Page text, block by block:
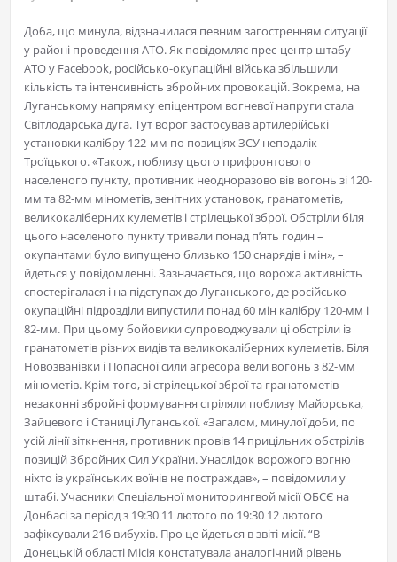
Доба, що минула, відзначилася певним загостренням ситуації
у районі проведення АТО. Як повідомляє прес-центр штабу
АТО у Facebook, російсько-окупаційні війська збільшили
кількість та інтенсивність збройних провокацій. Зокрема, на
Луганському напрямку епіцентром вогневої напруги стала
Світлодарська дуга. Тут ворог застосував артилерійські
установки калібру 122-мм по позиціях ЗСУ неподалік
Троїцького. «Також, поблизу цього прифронтового
населеного пункту, противник неодноразово вів вогонь зі 120-
мм та 82-мм мінометів, зенітних установок, гранатометів,
великокаліберних кулеметів і стрілецької зброї. Обстріли біля
цього населеного пункту тривали понад п’ять годин –
окупантами було випущено близько 150 снарядів і мін», –
йдеться у повідомленні. Зазначається, що ворожа активність
спостерігалася і на підступах до Луганського, де російсько-
окупаційні підрозділи випустили понад 60 мін калібру 120-мм і
82-мм. При цьому бойовики супроводжували ці обстріли із
гранатометів різних видів та великокаліберних кулеметів. Біля
Новозванівки і Попасної сили агресора вели вогонь з 82-мм
мінометів. Крім того, зі стрілецької зброї та гранатометів
незаконні збройні формування стріляли поблизу Майорська,
Зайцевого і Станиці Луганської. «Загалом, минулої доби, по
усій лінії зіткнення, противник провів 14 прицільних обстрілів
позицій Збройних Сил України. Унаслідок ворожого вогню
ніхто із українських воїнів не постраждав», – повідомили у
штабі. Учасники Спеціальної мониторингвой місії ОБСЄ на
Донбасі за період з 19:30 11 лютого по 19:30 12 лютого
зафіксували 216 вибухів. Про це йдеться в звіті місії. “В
Донецькій області Місія констатувала аналогічний рівень